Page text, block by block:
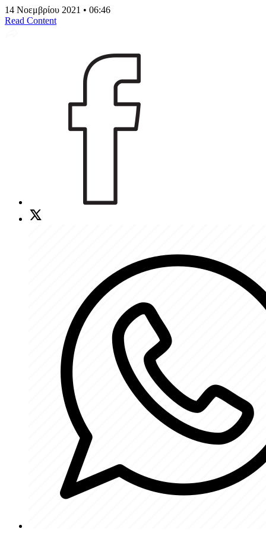
14 Νοεμβρίου 2021 • 06:46
Read Content